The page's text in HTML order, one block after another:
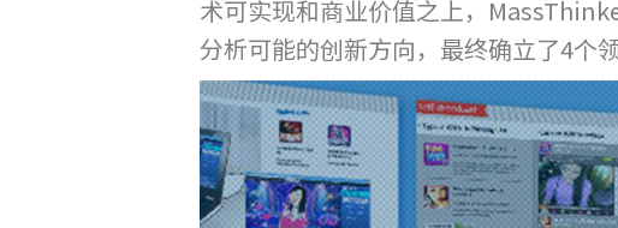
术可实现和商业价值之上，
分析可能的创新方向，最终确立了4个领